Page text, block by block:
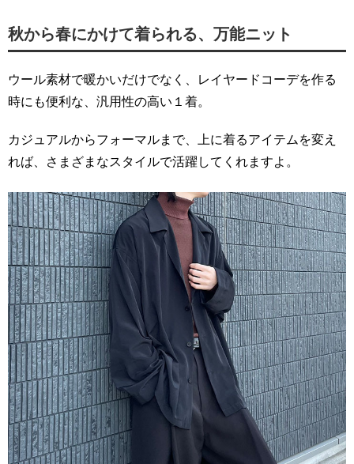
秋から春にかけて着られる、万能ニット
ウール素材で暖かいだけでなく、レイヤードコーデを作る
時にも便利な、汎用性の高い１着。
カジュアルからフォーマルまで、上に着るアイテムを変え
れば、さまざまなスタイルで活躍してくれますよ。